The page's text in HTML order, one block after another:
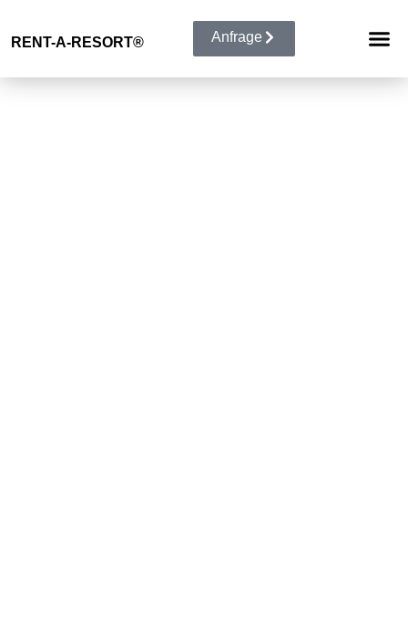
RENT-A-RESORT® Anfrage